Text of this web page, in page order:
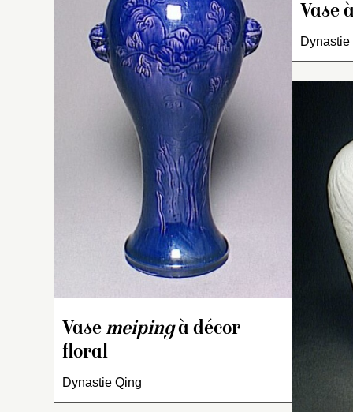
Vase meipingà décor
floral
Dynastie Qing
Vase
Dynastie